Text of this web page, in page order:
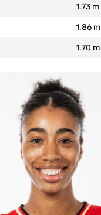
1.73 m
1.86 m
1.70 m